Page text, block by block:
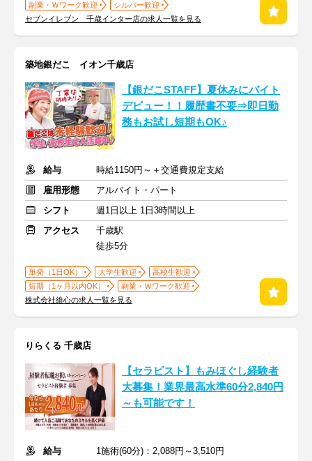
副業・Ｗワーク歓迎
シルバー歓迎
セブンイレブン 千歳インター店の求人一覧を見る
築地銀だこ イオン千歳店
【銀だこSTAFF】夏休みにバイト
デビュー！！履歴書不要⇒即日勤
務もお試し短期もOK♪
給与
時給1150円～＋交通費規定支給
雇用形態
アルバイト・パート
シフト
週1日以上 1日3時間以上
アクセス
千歳駅
徒歩5分
単発（1日OK） 大学生歓迎
高校生歓迎
短期（1ヶ月以内OK）
副業・Ｗワーク歓迎
株式会社維心の求人一覧を見る
りらくる 千歳店
【セラピスト】もみほぐし経験者
大募集！業界最高水準60分2,840円
～も可能です！
給与
1施術(60分)：2,088円～3,510円